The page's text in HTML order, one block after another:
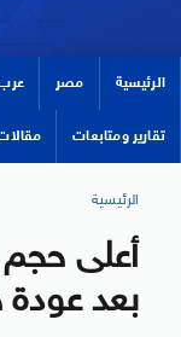
الرئيسية مصر
تقارير ومتابعات
الرئيسية
أعلى
بعد عودة